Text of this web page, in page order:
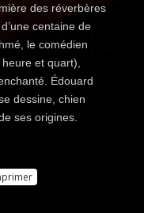
des réverbères
centaine de
le comédien
et quart),
Édouard
dessine, chien
ses origines.